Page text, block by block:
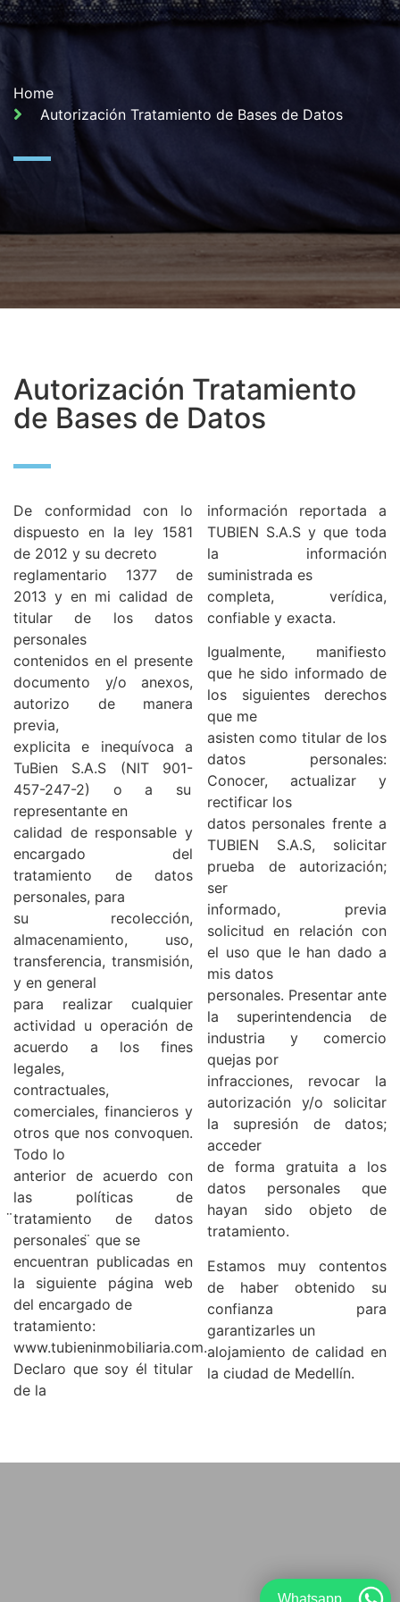
Home
Autorización Tratamiento de Bases de Datos
Autorización Tratamiento
de Bases de Datos
De conformidad con lo
dispuesto en la ley 1581
de 2012 y su decreto
reglamentario 1377 de
2013 y en mi calidad de
titular de los datos
personales
contenidos en el presente
documento y/o anexos,
autorizo de manera
previa,
explicita e inequívoca a
TuBien S.A.S (NIT 901-
457-247-2) o a su
representante en
calidad de responsable y
encargado del
tratamiento de datos
personales, para
su recolección,
almacenamiento, uso,
transferencia, transmisión,
y en general
para realizar cualquier
actividad u operación de
acuerdo a los fines
legales,
contractuales,
comerciales, financieros y
otros que nos convoquen.
Todo lo
anterior de acuerdo con
las políticas de
̈tratamiento de datos
personales ̈ que se
encuentran publicadas en
la siguiente página web
del encargado de
tratamiento:
www.tubieninmobiliaria.com.
Declaro que soy él titular
de la
información reportada a
TUBIEN S.A.S y que toda
la información
suministrada es
completa, verídica,
confiable y exacta.
Igualmente, manifiesto
que he sido informado de
los siguientes derechos
que me
asisten como titular de los
datos personales:
Conocer, actualizar y
rectificar los
datos personales frente a
TUBIEN S.A.S, solicitar
prueba de autorización;
ser
informado, previa
solicitud en relación con
el uso que le han dado a
mis datos
personales. Presentar ante
la superintendencia de
industria y comercio
quejas por
infracciones, revocar la
autorización y/o solicitar
la supresión de datos;
acceder
de forma gratuita a los
datos personales que
hayan sido objeto de
tratamiento.
Estamos muy contentos
de haber obtenido su
confianza para
garantizarles un
alojamiento de calidad en
la ciudad de Medellín.
Whatsapp